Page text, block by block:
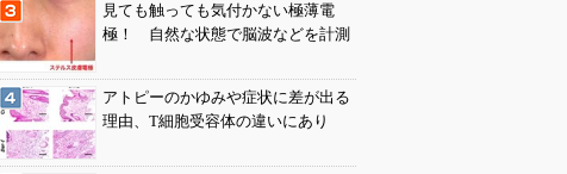
見ても触っても気付かない極薄電
極！ 自然な状態で脳波などを計測
アトピーのかゆみや症状に差が出る
理由、T細胞受容体の違いにあり